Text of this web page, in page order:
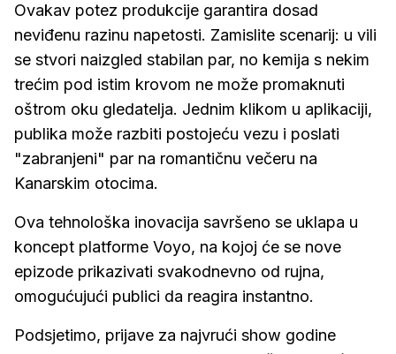
Ovakav potez produkcije garantira dosad
neviđenu razinu napetosti. Zamislite scenarij: u vili
se stvori naizgled stabilan par, no kemija s nekim
trećim pod istim krovom ne može promaknuti
oštrom oku gledatelja. Jednim klikom u aplikaciji,
publika može razbiti postojeću vezu i poslati
"zabranjeni" par na romantičnu večeru na
Kanarskim otocima.
Ova tehnološka inovacija savršeno se uklapa u
koncept platforme Voyo, na kojoj će se nove
epizode prikazivati svakodnevno od rujna,
omogućujući publici da reagira instantno.
Podsjetimo, prijave za najvrući show godine